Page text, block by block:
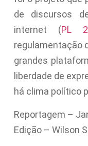
de discursos
internet (PL
regulamentação
grandes
liberdade de
há clima político
Reportagem –
Edição – Wilson